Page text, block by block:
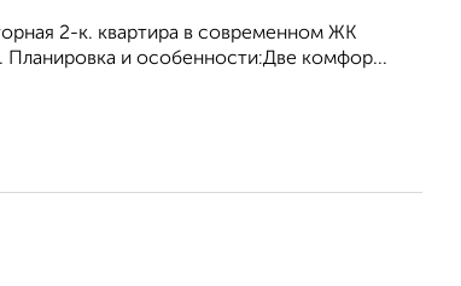
2-к. квартира в современном ЖК
Планировка и особенности:Две комфор...